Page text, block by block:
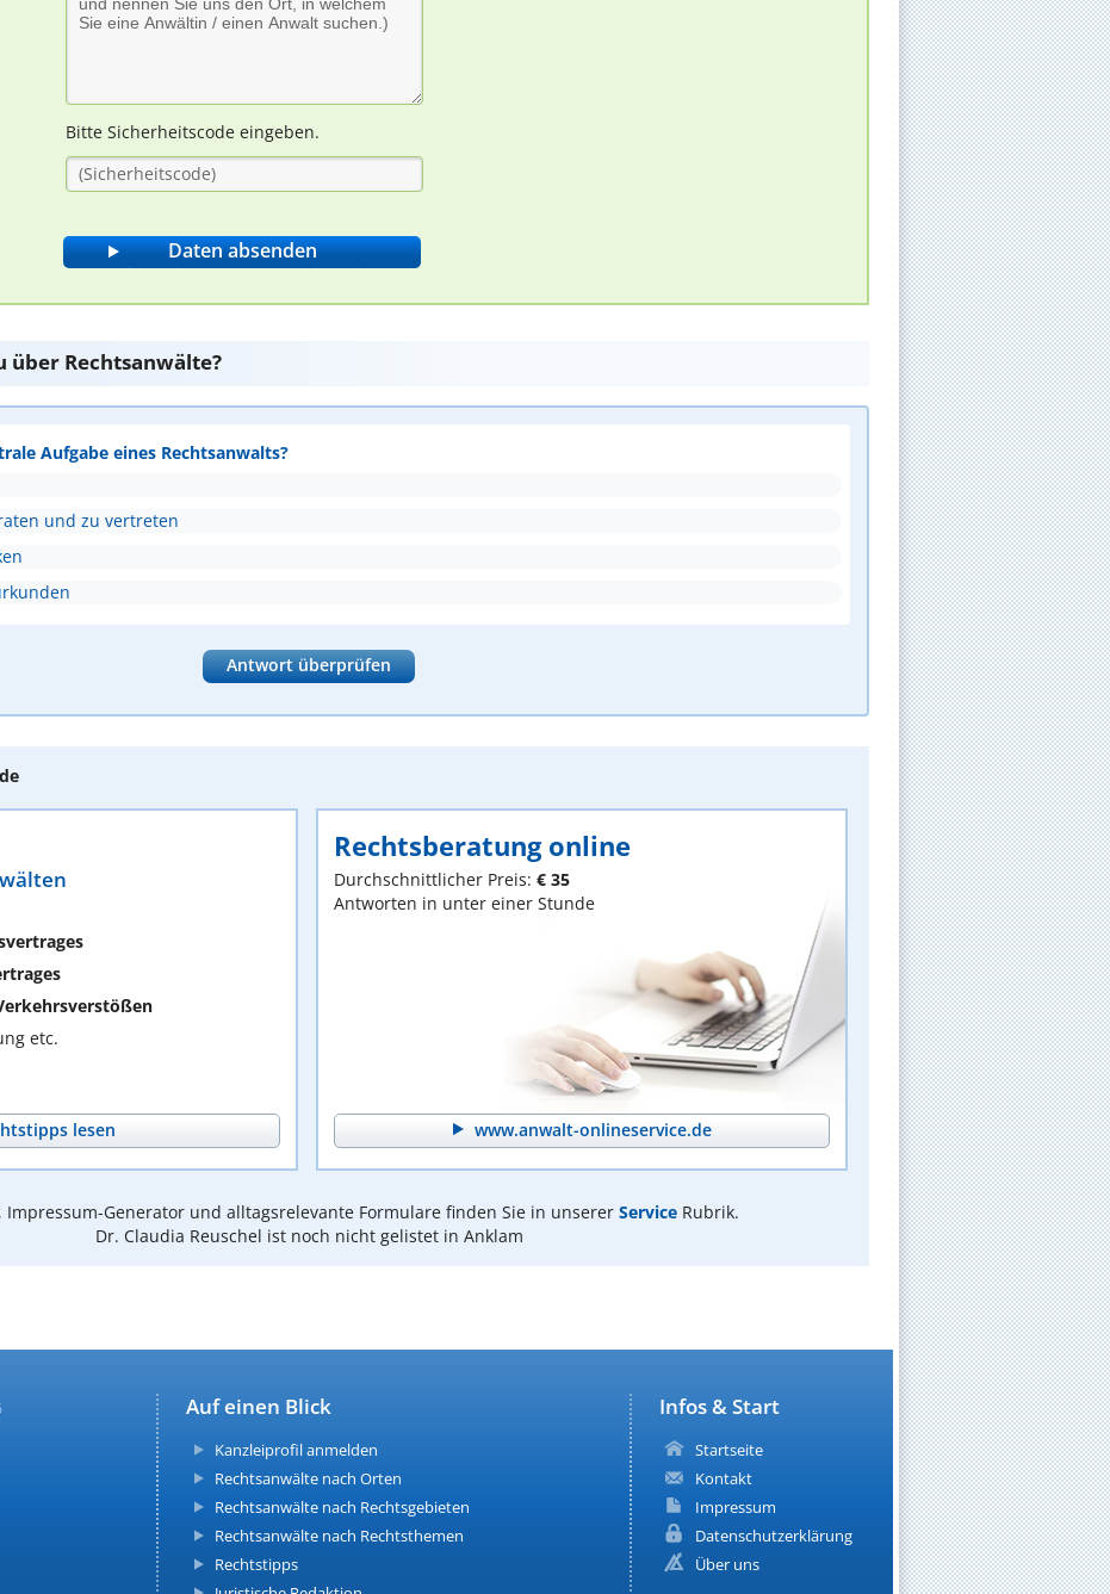
Bitte Sicherheitscode eingeben.
über Rechtsanwälte?
Aufgabe eines Rechtsanwalts?
und zu vertreten
Antwort überprüfen
etc.
lesen
Rechtsberatung online
Durchschnittlicher Preis: € 35
Antworten in unter einer Stunde
www.anwalt-onlineservice.de
Impressum-Generator und alltagsrelevante Formulare finden Sie in unserer ServiceRubrik.
Dr. Claudia Reuschel ist noch nicht gelistet in Anklam
Infos & Start
Startseite
Kontakt
Impressum
Datenschutzerklärung
Über uns
Auf einen Blick
Kanzleiprofil anmelden
Rechtsanwälte nach Orten
Rechtsanwälte nach Rechtsgebieten
Rechtsanwälte nach Rechtsthemen
Rechtstipps